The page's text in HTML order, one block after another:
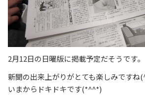
2月12日の日曜版に掲載予定だそうです。
新聞の出来上がりがとても楽しみですね
いまからドキドキです(*^^*)